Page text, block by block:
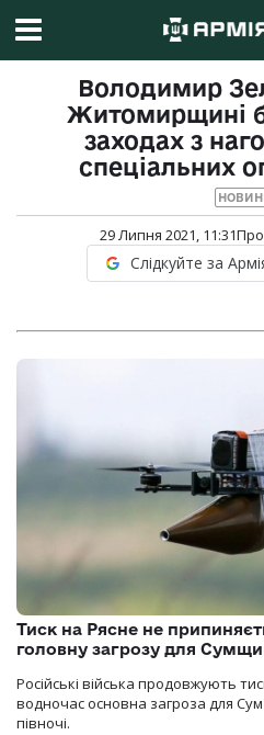
Володимир
Житомирщині
заходах з
спеціальних
29 Липня 2021, 11:31
Слідкуйте за
Тиск на Рясне не
головну загрозу для
Російські війська продовжують
водночас основна загроза для Сум
півночі.